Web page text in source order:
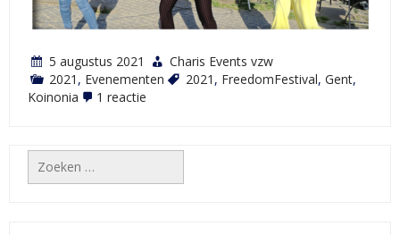
5 augustus 2021
Charis Events vzw
2021 , Evenementen 2021 , FreedomFestival, Gent,
Koinonia
1 reactie
Zoeken
naar: